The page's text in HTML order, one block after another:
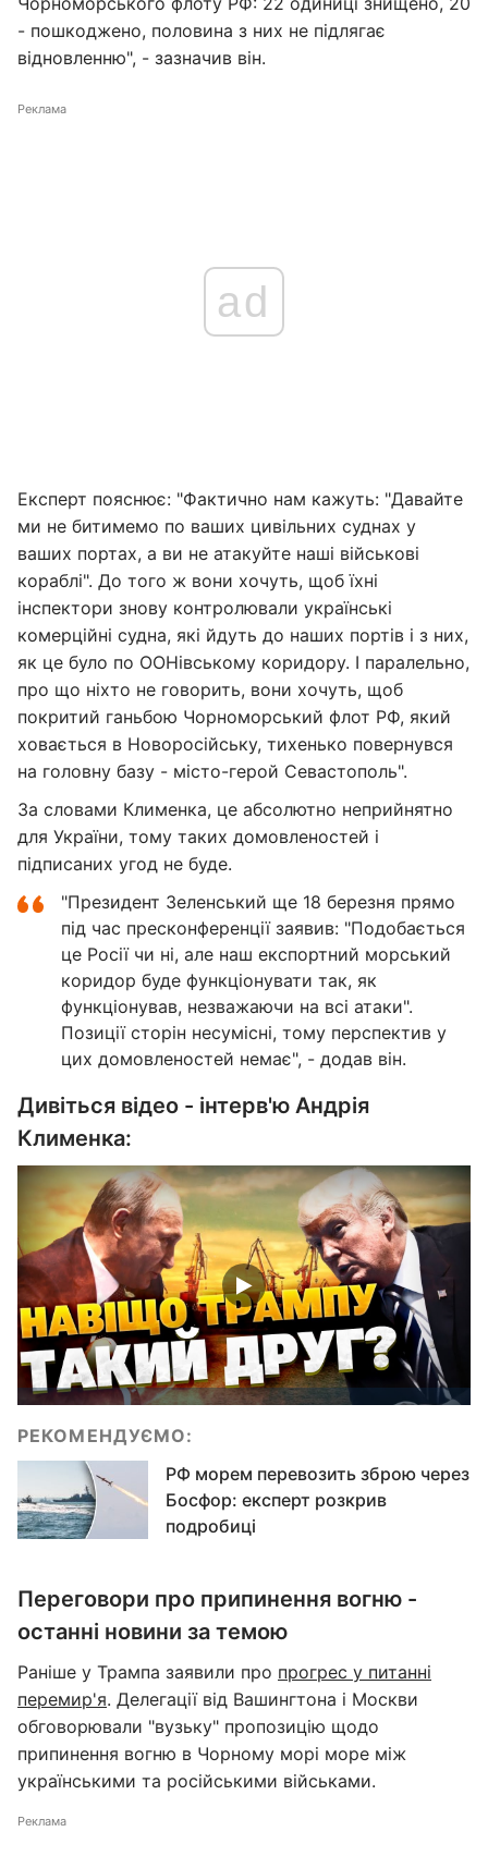
- пошкоджено, половина з них не підлягає
відновленню", - зазначив він.
Реклама
ad
Експерт пояснює: "Фактично нам кажуть: "Давайте
ми не битимемо по ваших цивільних суднах у
ваших портах, а ви не атакуйте наші військові
кораблі". До того ж вони хочуть, щоб їхні
інспектори знову контролювали українські
комерційні судна, які йдуть до наших портів і з них,
як це було по ООНівському коридору. І паралельно,
про що ніхто не говорить, вони хочуть, щоб
покритий ганьбою Чорноморський флот РФ, який
ховається в Новоросійську, тихенько повернувся
на головну базу - місто-герой Севастополь".
За словами Клименка, це абсолютно неприйнятно
для України, тому таких домовленостей і
підписаних угод не буде.
"Президент Зеленський ще 18 березня прямо
під час пресконференції заявив: "Подобається
це Росії чи ні, але наш експортний морський
коридор буде функціонувати так, як
функціонував, незважаючи на всі атаки".
Позиції сторін несумісні, тому перспектив у
цих домовленостей немає", - додав він.
Дивіться відео - інтерв'ю Андрія
Клименка:
РЕКОМЕНДУЄМО:
РФ морем перевозить зброю через
Босфор: експерт розкрив
подробиці
Переговори про припинення вогню -
останні новини за темою
Раніше у Трампа заявили про прогрес у питанні
перемир'я. Делегації від Вашингтона і Москви
обговорювали "вузьку" пропозицію щодо
припинення вогню в Чорному морі море між
українськими та російськими військами.
Реклама